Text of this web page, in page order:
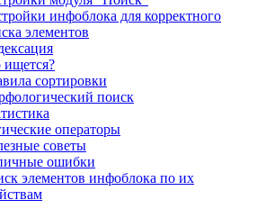
инфоблока для корректного
элементов
ищется?
сортировки
поиск
операторы
советы
ошибки
элементов инфоблока по их